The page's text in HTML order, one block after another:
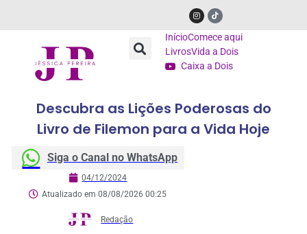
InícioComece aqui
LivrosVida a Dois
Caixa a Dois
Descubra as Lições Poderosas do
Livro de Filemon para a Vida Hoje
Siga o Canal no WhatsApp
04/12/2024
Atualizado em 08/08/2026 00:25
Redação